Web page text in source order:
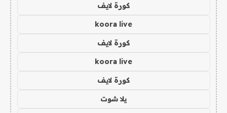
كورة لايف
koora live
كورة لايف
koora live
كورة لايف
يلا شوت